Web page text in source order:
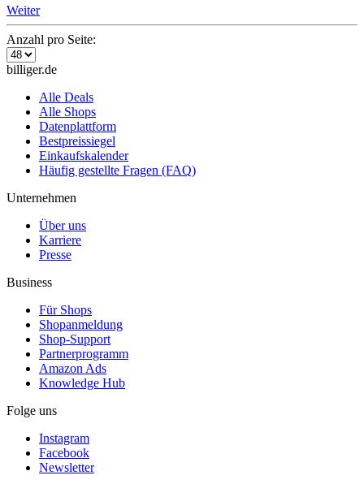
Weiter
Anzahl pro Seite:
billiger.de
Alle Deals
Alle Shops
Datenplattform
Bestpreissiegel
Einkaufskalender
Häufig gestellte Fragen (FAQ)
Unternehmen
Über uns
Karriere
Presse
Business
Für Shops
Shopanmeldung
Shop-Support
Partnerprogramm
Amazon Ads
Knowledge Hub
Folge uns
Instagram
Facebook
Newsletter